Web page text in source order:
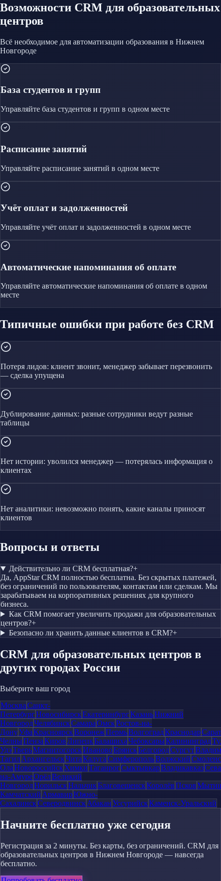
Возможности CRM для образовательных
центров
Всё необходимое для автоматизации образования в Нижнем
Новгороде
База студентов и групп
Управляйте база студентов и групп в одном месте
Расписание занятий
Управляйте расписание занятий в одном месте
Учёт оплат и задолженностей
Управляйте учёт оплат и задолженностей в одном месте
Автоматические напоминания об оплате
Управляйте автоматические напоминания об оплате в одном
месте
Типичные ошибки при работе без CRM
Потеря лидов: клиент звонит, менеджер забывает перезвонить
— сделка упущена
Дублирование данных: разные сотрудники ведут разные
таблицы
Нет истории: уволился менеджер — потерялась информация о
клиентах
Нет аналитики: невозможно понять, какие каналы приносят
клиентов
Вопросы и ответы
Действительно ли CRM бесплатная?+
Да, AppStar CRM полностью бесплатна. Без скрытых платежей,
без ограничений по пользователям, контактам или сделкам. Мы
зарабатываем на корпоративных решениях для крупного
бизнеса.
Как CRM помогает увеличить продажи для образовательных
центров?+
Безопасно ли хранить данные клиентов в CRM?+
CRM для образовательных центров в
других городах России
Выберите ваш город
МоскваСанкт-
ПетербургНовосибирскЕкатеринбургКазаньНижний
НовгородЧелябинскСамараОмскРостов-на-
ДонуУфаКрасноярскВоронежПермьВолгоградКраснодар
ЧелныПензаКировЛипецкБалашихаЧебоксарыКалининград
УдэТверьМагнитогорскИвановоБрянскБелгородСургут
ТагилАрхангельскЧитаКалугаСимферопольВолжский
ОлаНовороссийскХимкиТаганрогСыктывкарВладикавказ
на-АмуреОрёлВеликий
НовгородНорильскНальчикБлаговещенскКоролёвПсков
Камчатский АрмавирЮжно-
СахалинскСеверодвинскАбаканУссурийскКаменск-Уральский
Начните бесплатно уже сегодня
Регистрация за 2 минуты. Без карты, без ограничений. CRM для
образовательных центров в Нижнем Новгороде — навсегда
бесплатно.